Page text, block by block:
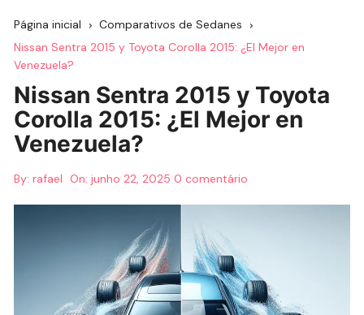
Página inicial
Comparativos de Sedanes
Nissan Sentra 2015 y Toyota Corolla 2015: ¿El Mejor en
Venezuela?
Nissan Sentra 2015 y Toyota
Corolla 2015: ¿El Mejor en
Venezuela?
By: rafael On:junho 22, 2025 0 comentário